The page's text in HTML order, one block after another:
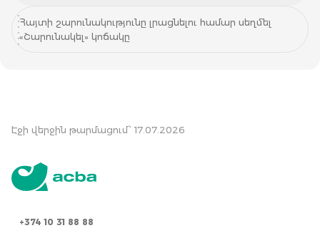
Հայտի շարունակությունը լրացնելու համար սեղմել
«Շարունակել» կոճակը
Էջի վերջին թարմացում՝ 17.07.2026
+374 10 31 88 88